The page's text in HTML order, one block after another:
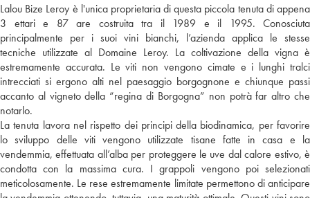
Lalou Bize Leroy è l'unica proprietaria di questa piccola tenuta di appena
3 ettari e 87 are costruita tra il 1989 e il 1995. Conosciuta
principalmente per i suoi vini bianchi, l’azienda applica le stesse
tecniche utilizzate al Domaine Leroy. La coltivazione della vigna è
estremamente accurata. Le viti non vengono cimate e i lunghi tralci
intrecciati si ergono alti nel paesaggio borgognone e chiunque passi
accanto al vigneto della “regina di Borgogna” non potrà far altro che
notarlo.
La tenuta lavora nel rispetto dei principi della biodinamica, per favorire
lo sviluppo delle viti vengono utilizzate tisane fatte in casa e la
vendemmia, effettuata all’alba per proteggere le uve dal calore estivo, è
condotta con la massima cura. I grappoli vengono poi selezionati
meticolosamente. Le rese estremamente limitate permettono di anticipare